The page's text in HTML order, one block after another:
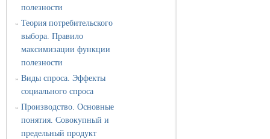
полезности
» Теория потребительского
выбора. Правило
максимизации функции
полезности
» Виды спроса. Эффекты
социального спроса
» Производство. Основные
понятия. Совокупный и
предельный продукт